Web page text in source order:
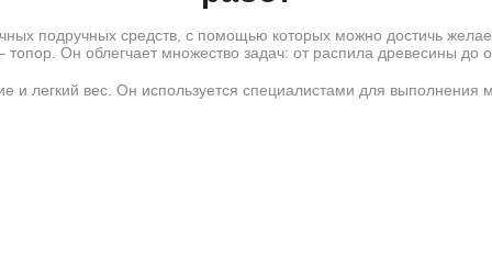
подручных средств, с помощью которых можно достичь
Он облегчает множество задач: от распила древесины до
и легкий вес. Он используется специалистами для выполнения
знать при выборе топора для